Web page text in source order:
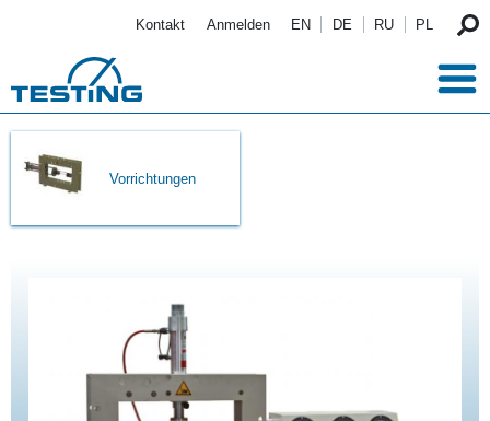
Kontakt Anmelden EN DE RU PL
Vorrichtungen